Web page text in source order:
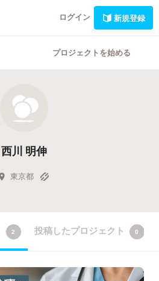
ログイン 新規登録
プロジェクトを始める
西川 明伸
東京都
2 投稿したプロジェクト 0